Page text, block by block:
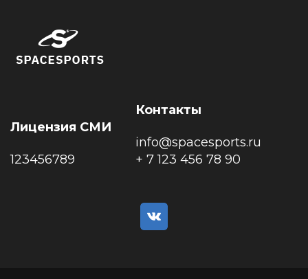
Лицензия СМИ
123456789
Контакты
info@spacesports.ru
+ 7 123 456 78 90